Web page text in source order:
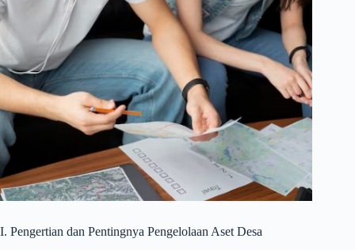
I. Pengertian dan Pentingnya Pengelolaan Aset Desa